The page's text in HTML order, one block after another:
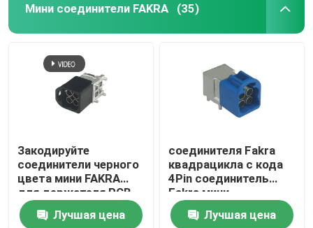
Мини соединители FAKRA (35)
Закодируйте
соединители черного
цвета мини FAKRA
для держателя PCB
прямоугольного
Лучшая цена
соединителя Fakra
квадрацикла c кода
4Pin соединитель
Fakra мини
прямоугольный мини
для PCBЛучшая цена